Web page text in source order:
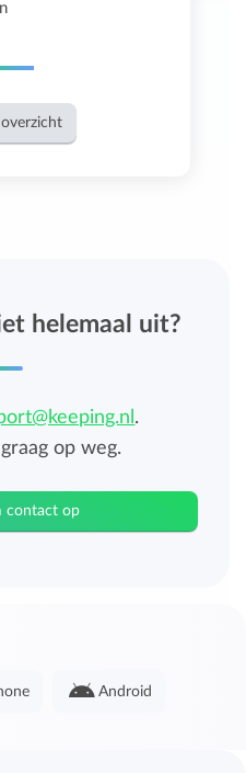
helemaal uit?
.
op weg.
contact op
Android